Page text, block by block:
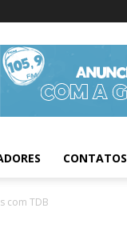
CONTATOS
com TDB